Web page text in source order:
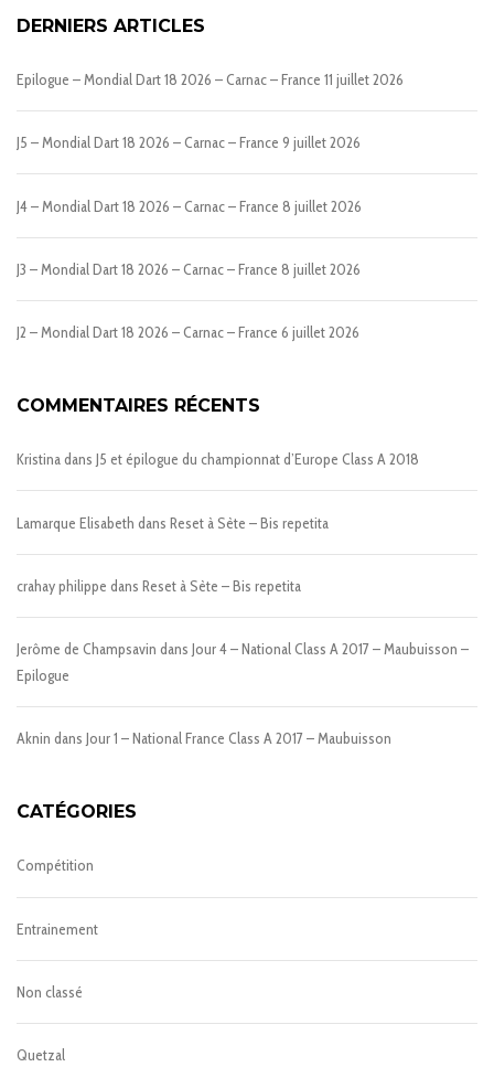
DERNIERS ARTICLES
Epilogue – Mondial Dart 18 2026 – Carnac – France 11 juillet 2026
J5 – Mondial Dart 18 2026 – Carnac – France 9 juillet 2026
J4 – Mondial Dart 18 2026 – Carnac – France 8 juillet 2026
J3 – Mondial Dart 18 2026 – Carnac – France 8 juillet 2026
J2 – Mondial Dart 18 2026 – Carnac – France 6 juillet 2026
COMMENTAIRES RÉCENTS
Kristinadans J5 et épilogue du championnat d’Europe Class A 2018
Lamarque Elisabeth dans Reset à Sète – Bis repetita
crahay philippe dans Reset à Sète – Bis repetita
Jerôme de Champsavin dans Jour 4 – National Class A 2017 – Maubuisson –
Epilogue
Aknin dans Jour 1 – National France Class A 2017 – Maubuisson
CATÉGORIES
Compétition
Entrainement
Non classé
Quetzal